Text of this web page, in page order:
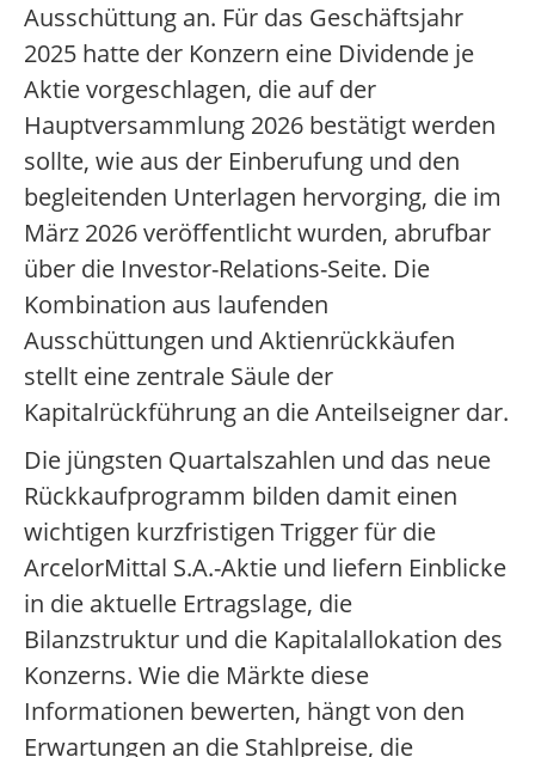
Ausschüttung an. Für das Geschäftsjahr
2025 hatte der Konzern eine Dividende je
Aktie vorgeschlagen, die auf der
Hauptversammlung 2026 bestätigt werden
sollte, wie aus der Einberufung und den
begleitenden Unterlagen hervorging, die im
März 2026 veröffentlicht wurden, abrufbar
über die Investor-Relations-Seite. Die
Kombination aus laufenden
Ausschüttungen und Aktienrückkäufen
stellt eine zentrale Säule der
Kapitalrückführung an die Anteilseigner dar.
Die jüngsten Quartalszahlen und das neue
Rückkaufprogramm bilden damit einen
wichtigen kurzfristigen Trigger für die
ArcelorMittal S.A.-Aktie und liefern Einblicke
in die aktuelle Ertragslage, die
Bilanzstruktur und die Kapitalallokation des
Konzerns. Wie die Märkte diese
Informationen bewerten, hängt von den
Erwartungen an die Stahlpreise, die